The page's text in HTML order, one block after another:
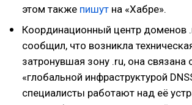
этом также пишут на «Хабре».
Координационный центр доменов
сообщил, что возникла
затронувшая зону .ru, она связана
«глобальной инфраструктурой
специалисты работают над её